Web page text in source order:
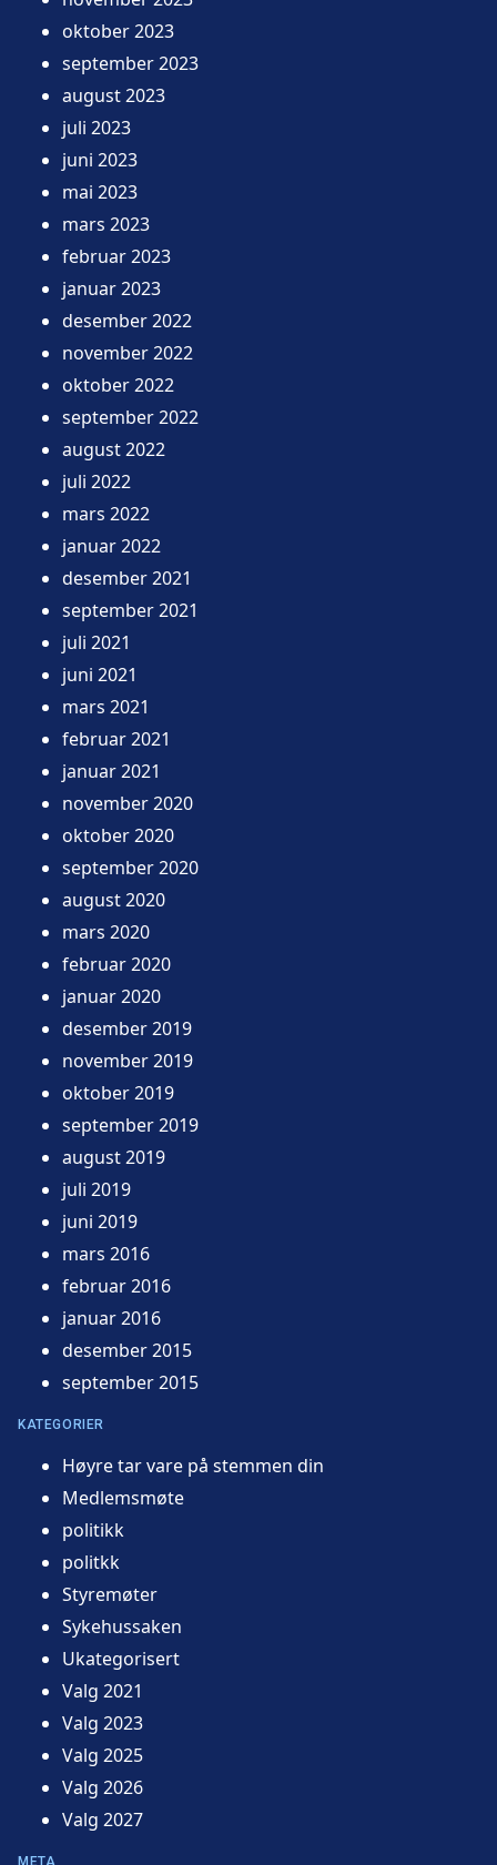
oktober 2023
september 2023
august 2023
juli 2023
juni 2023
mai 2023
mars 2023
februar 2023
januar 2023
desember 2022
november 2022
oktober 2022
september 2022
august 2022
juli 2022
mars 2022
januar 2022
desember 2021
september 2021
juli 2021
juni 2021
mars 2021
februar 2021
januar 2021
november 2020
oktober 2020
september 2020
august 2020
mars 2020
februar 2020
januar 2020
desember 2019
november 2019
oktober 2019
september 2019
august 2019
juli 2019
juni 2019
mars 2016
februar 2016
januar 2016
desember 2015
september 2015
KATEGORIER
Høyre tar vare på stemmen din
Medlemsmøte
politikk
politkk
Styremøter
Sykehussaken
Ukategorisert
Valg 2021
Valg 2023
Valg 2025
Valg 2026
Valg 2027